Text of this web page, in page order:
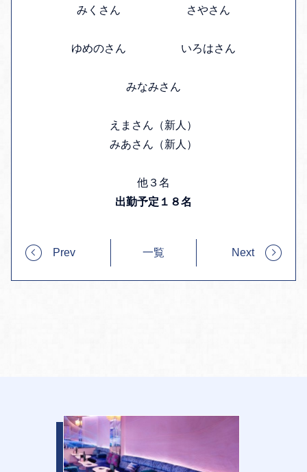
みくさん さやさん
ゆめのさん いろはさん
みなみさん
えまさん（新人）
みあさん（新人）
他３名
出勤予定１８名
Prev 一覧 Next